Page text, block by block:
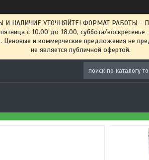
НАЛИЧИЕ УТОЧНЯЙТЕ! ФОРМАТ РАБОТЫ - ПО
с 10.00 до 18.00, суббота/
и коммерческие предложения не
не является публичной офертой.